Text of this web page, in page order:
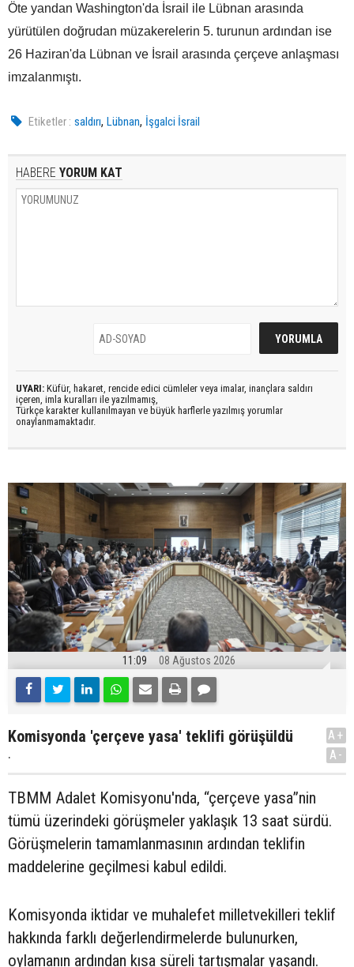
Öte yandan Washington'da İsrail ile Lübnan arasında
yürütülen doğrudan müzakerelerin 5. turunun ardından ise
26 Haziran'da Lübnan ve İsrail arasında çerçeve anlaşması
imzalanmıştı.
Etiketler : saldırı,Lübnan, İşgalci İsrail
HABERE YORUM KAT
UYARI: Küfür, hakaret, rencide edici cümleler veya imalar, inançlara saldırı
içeren, imla kuralları ile yazılmamış,
Türkçe karakter kullanılmayan ve büyük harflerle yazılmış yorumlar
onaylanmamaktadır.
11:09 08 Ağustos 2026
Komisyonda 'çerçeve yasa' teklifi görüşüldü
.
A+
A-
TBMM Adalet Komisyonu'nda, “çerçeve yasa”nin
tümü üzerindeki görüşmeler yaklaşık 13 saat sürdü.
Görüşmelerin tamamlanmasının ardından teklifin
maddelerine geçilmesi kabul edildi.
Komisyonda iktidar ve muhalefet milletvekilleri teklif
hakkında farklı değerlendirmelerde bulunurken,
oylamanın ardından kısa süreli tartışmalar yaşandı.